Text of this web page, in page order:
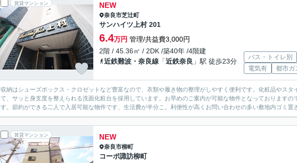
賃貸マンション NEW
奈良市芝辻町
サンハイツ上村 201
6.4万円 管理/共益費3,000円
2階 / 45.36㎡ / 2DK /築40年 /4階建
近鉄難波・奈良線 「近鉄奈良 」駅 徒歩23分
バス・トイレ別
電気有
都市ガ
収納はシューズボックス・クロゼットなど豊富なので、衣類や履き物の整理がしやすく便利です。化粧品やスタ
て、サッと身支度を整えられる洗面化粧台を採用しています。お早めのご案内が可能な物件となっておりますの
す。節約ができる二人で入居可能な物件です、生活費が半分こ。利便性が高くお問い合わせの多い敷地内ゴミ置
賃貸マンション NEW
奈良市柳町
コーポ諏訪柳町